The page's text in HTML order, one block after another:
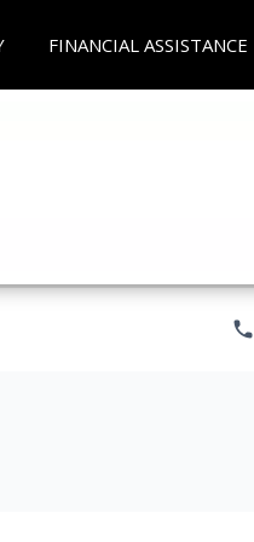
FINANCIAL ASSISTANCE
phone